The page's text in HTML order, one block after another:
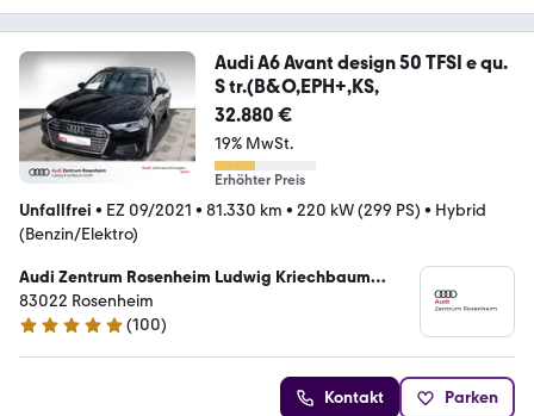
Audi A6 Avant design 50 TFSI e qu.
S tr.(B&O,EPH+,KS,
32.880 €
19% MwSt.
Erhöhter Preis
Unfallfrei • EZ 09/2021 • 81.330 km • 220 kW (299 PS) • Hybrid
(Benzin/Elektro)
Audi Zentrum Rosenheim Ludwig Kriechbaum
GmbH
83022 Rosenheim
4.9 Sterne
(100)
Kontakt Parken